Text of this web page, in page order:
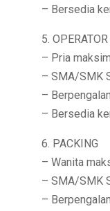
– Bersedia
5.
– Pria
– SMA/SMK
–
– Bersedia
6. PACKING
– Wanita
– SMA/SMK
–